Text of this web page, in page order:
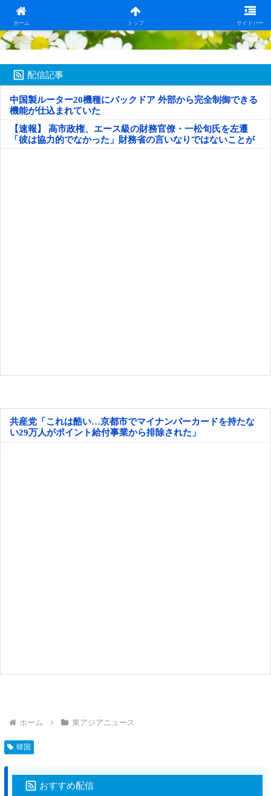
ホーム トップ サイドバー
日本第一！ニュース録
配信記事
中国製ルーター20機種にバックドア 外部から完全制御できる
機能が仕込まれていた
【速報】 高市政権、エース級の財務官僚・一松旬氏を左遷
「彼は協力的でなかった」財務省の言いなりではないことが
判明
共産党「これは酷い…京都市でマイナンバーカードを持たな
い29万人がポイント給付事業から排除された」
ホーム 東アジアニュース
韓国
おすすめ配信